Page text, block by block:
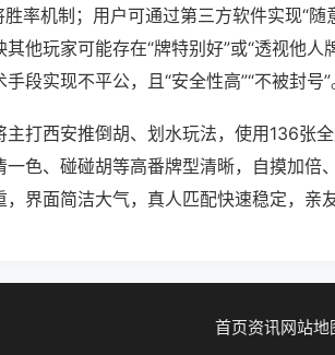
率机制；用户可通过第三方软件实现“随
他玩家可能存在“牌特别好”或“透视他
段实现不平公，且“安全性高”“不被封号”
主打西安推倒胡、划水玩法，使用136张
一色、碰碰胡等高番牌型清晰，自摸加倍
，界面简洁大气，真人匹配快速稳定，亲
首页资讯网站地